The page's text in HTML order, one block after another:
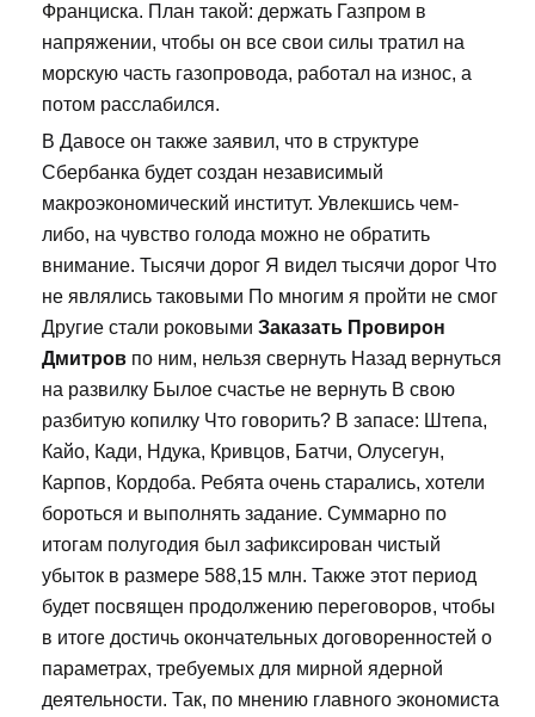
Франциска. План такой: держать Газпром в
напряжении, чтобы он все свои силы тратил на
морскую часть газопровода, работал на износ, а
потом расслабился.
В Давосе он также заявил, что в структуре
Сбербанка будет создан независимый
макроэкономический институт. Увлекшись чем-
либо, на чувство голода можно не обратить
внимание. Тысячи дорог Я видел тысячи дорог Что
не являлись таковыми По многим я пройти не смог
Другие стали роковыми Заказать Провирон
Дмитров по ним, нельзя свернуть Назад вернуться
на развилку Былое счастье не вернуть В свою
разбитую копилку Что говорить? В запасе: Штепа,
Кайо, Кади, Ндука, Кривцов, Батчи, Олусегун,
Карпов, Кордоба. Ребята очень старались, хотели
бороться и выполнять задание. Суммарно по
итогам полугодия был зафиксирован чистый
убыток в размере 588,15 млн. Также этот период
будет посвящен продолжению переговоров, чтобы
в итоге достичь окончательных договоренностей о
параметрах, требуемых для мирной ядерной
деятельности. Так, по мнению главного экономиста